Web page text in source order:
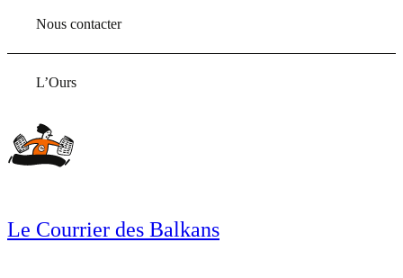
Nous contacter
L’Ours
Le Courrier des Balkans